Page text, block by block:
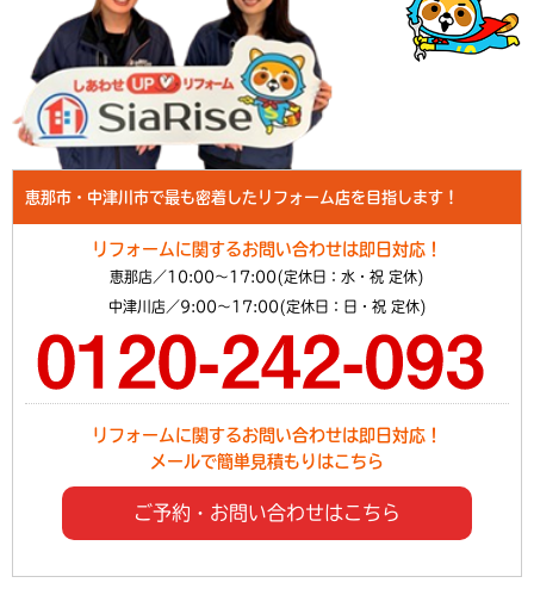
恵那市・中津川市で最も密着したリフォーム店を目指します！
リフォームに関するお問い合わせは即日対応！
恵那店／10:00～17:00(定休日：水・祝 定休)
中津川店／9:00～17:00(定休日：日・祝 定休)
リフォームに関するお問い合わせは即日対応！
メールで簡単見積もりはこちら
ご予約・お問い合わせはこちら